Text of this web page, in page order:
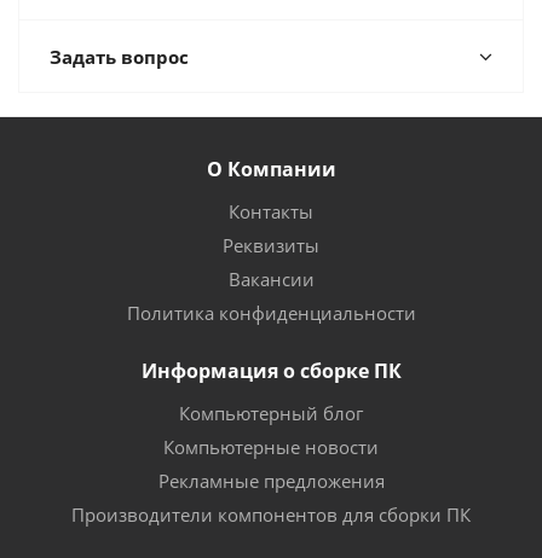
Задать вопрос
О Компании
Контакты
Реквизиты
Вакансии
Политика конфиденциальности
Информация о сборке ПК
Компьютерный блог
Компьютерные новости
Рекламные предложения
Производители компонентов для сборки ПК